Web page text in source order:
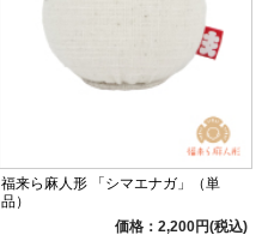
福来ら麻人形 「シマエナガ」（単
品）
価格：2,200円(税込)